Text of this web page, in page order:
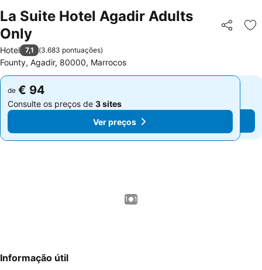
La Suite Hotel Agadir Adults
Only
Partilhar
Hotel 7,1 (3.683 pontuações)
Founty, Agadir, 80000, Marrocos
de € 94
Consulte os preços de 3 sites
Ver preços
de € 94
Consulte os preços de 3 sites
Ver preços
1 / 1
Informação útil